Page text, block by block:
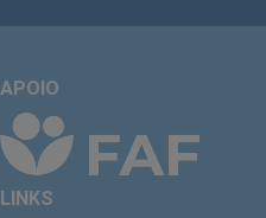
APOIO
LINKS